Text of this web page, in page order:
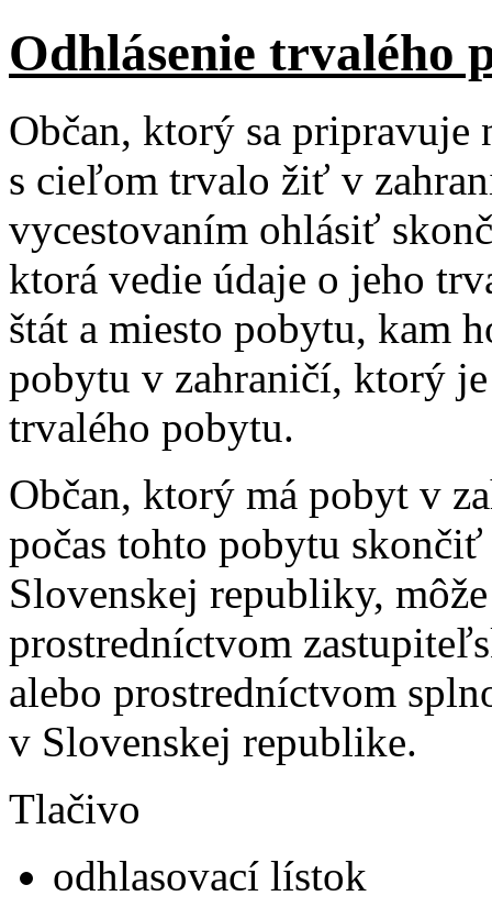
Odhlásenie trvalého
Občan, ktorý sa pripravuje
s cieľom trvalo žiť v
vycestovaním ohlásiť
ktorá vedie údaje o jeho
štát a miesto pobytu, kam
pobytu v zahraničí, ktorý
trvalého pobytu.
Občan, ktorý má pobyt v
počas tohto pobytu
Slovenskej republiky,
prostredníctvom
alebo prostredníctvom
v Slovenskej republike.
Tlačivo
odhlasovací lístok